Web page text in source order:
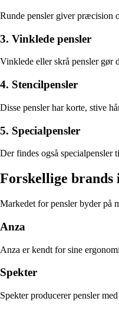
Runde pensler giver præcision
3. Vinklede pensler
Vinklede eller skrå pensler gør
4. Stencilpensler
Disse pensler har korte, stive
5. Specialpensler
Der findes også
Forskellige brands
Markedet for pensler byder på
Anza
Anza er kendt for sine
Spekter
Spekter producerer pensler